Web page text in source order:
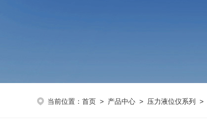
当前位置： 首页 > 产品中心 > 压力液位仪系列 >